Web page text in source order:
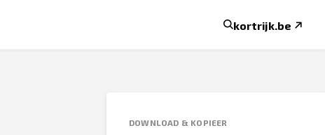
kortrijk.be
DOWNLOAD & KOPIEER